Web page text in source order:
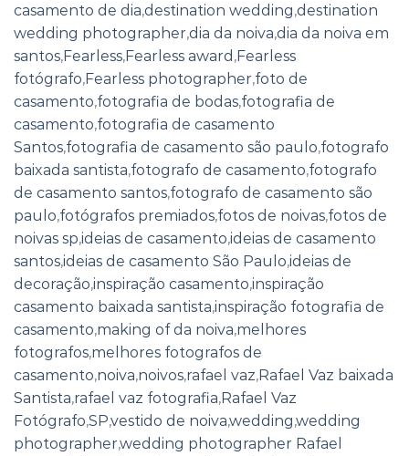
casamento de dia,destination wedding,destination
wedding photographer,dia da noiva,dia da noiva em
santos,Fearless,Fearless award ,Fearless
fotógrafo,Fearless photographer,foto de
casamento,fotografia de bodas,fotografia de
casamento,fotografia de casamento
Santos,fotografia de casamento são paulo,fotografo
baixada santista,fotografo de casamento,fotografo
de casamento santos,fotografo de casamento são
paulo,fotógrafos premiados,fotos de noivas,fotos de
noivas sp,ideias de casamento,ideias de casamento
santos,ideias de casamento São Paulo,ideias de
decoração,inspiração casamento,inspiração
casamento baixada santista,inspiração fotografia de
casamento,making of da noiva,melhores
fotografos,melhores fotografos de
casamento,noiva,noivos,rafael vaz,Rafael Vaz baixada
Santista,rafael vaz fotografia,Rafael Vaz
Fotógrafo,SP,vestido de noiva,wedding,wedding
photographer,wedding photographer Rafael